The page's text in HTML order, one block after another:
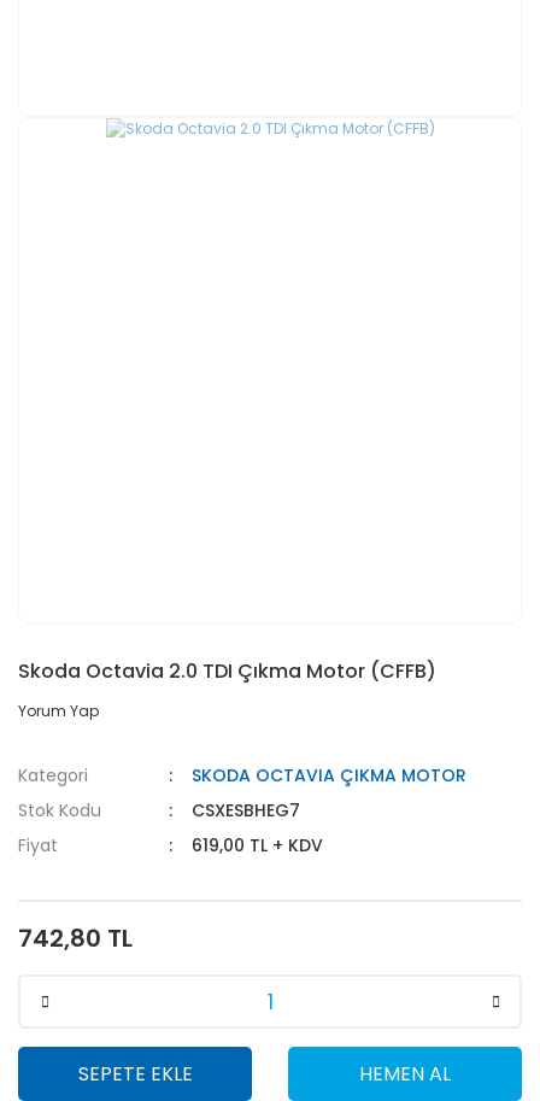
Skoda Octavia 2.0 TDI Çıkma Motor (CFFB)
Yorum Yap
Kategori
SKODA OCTAVIA ÇIKMA MOTOR
Stok Kodu
CSXESBHEG7
Fiyat
619,00 TL + KDV
742,80 TL
SEPETE EKLE HEMEN AL